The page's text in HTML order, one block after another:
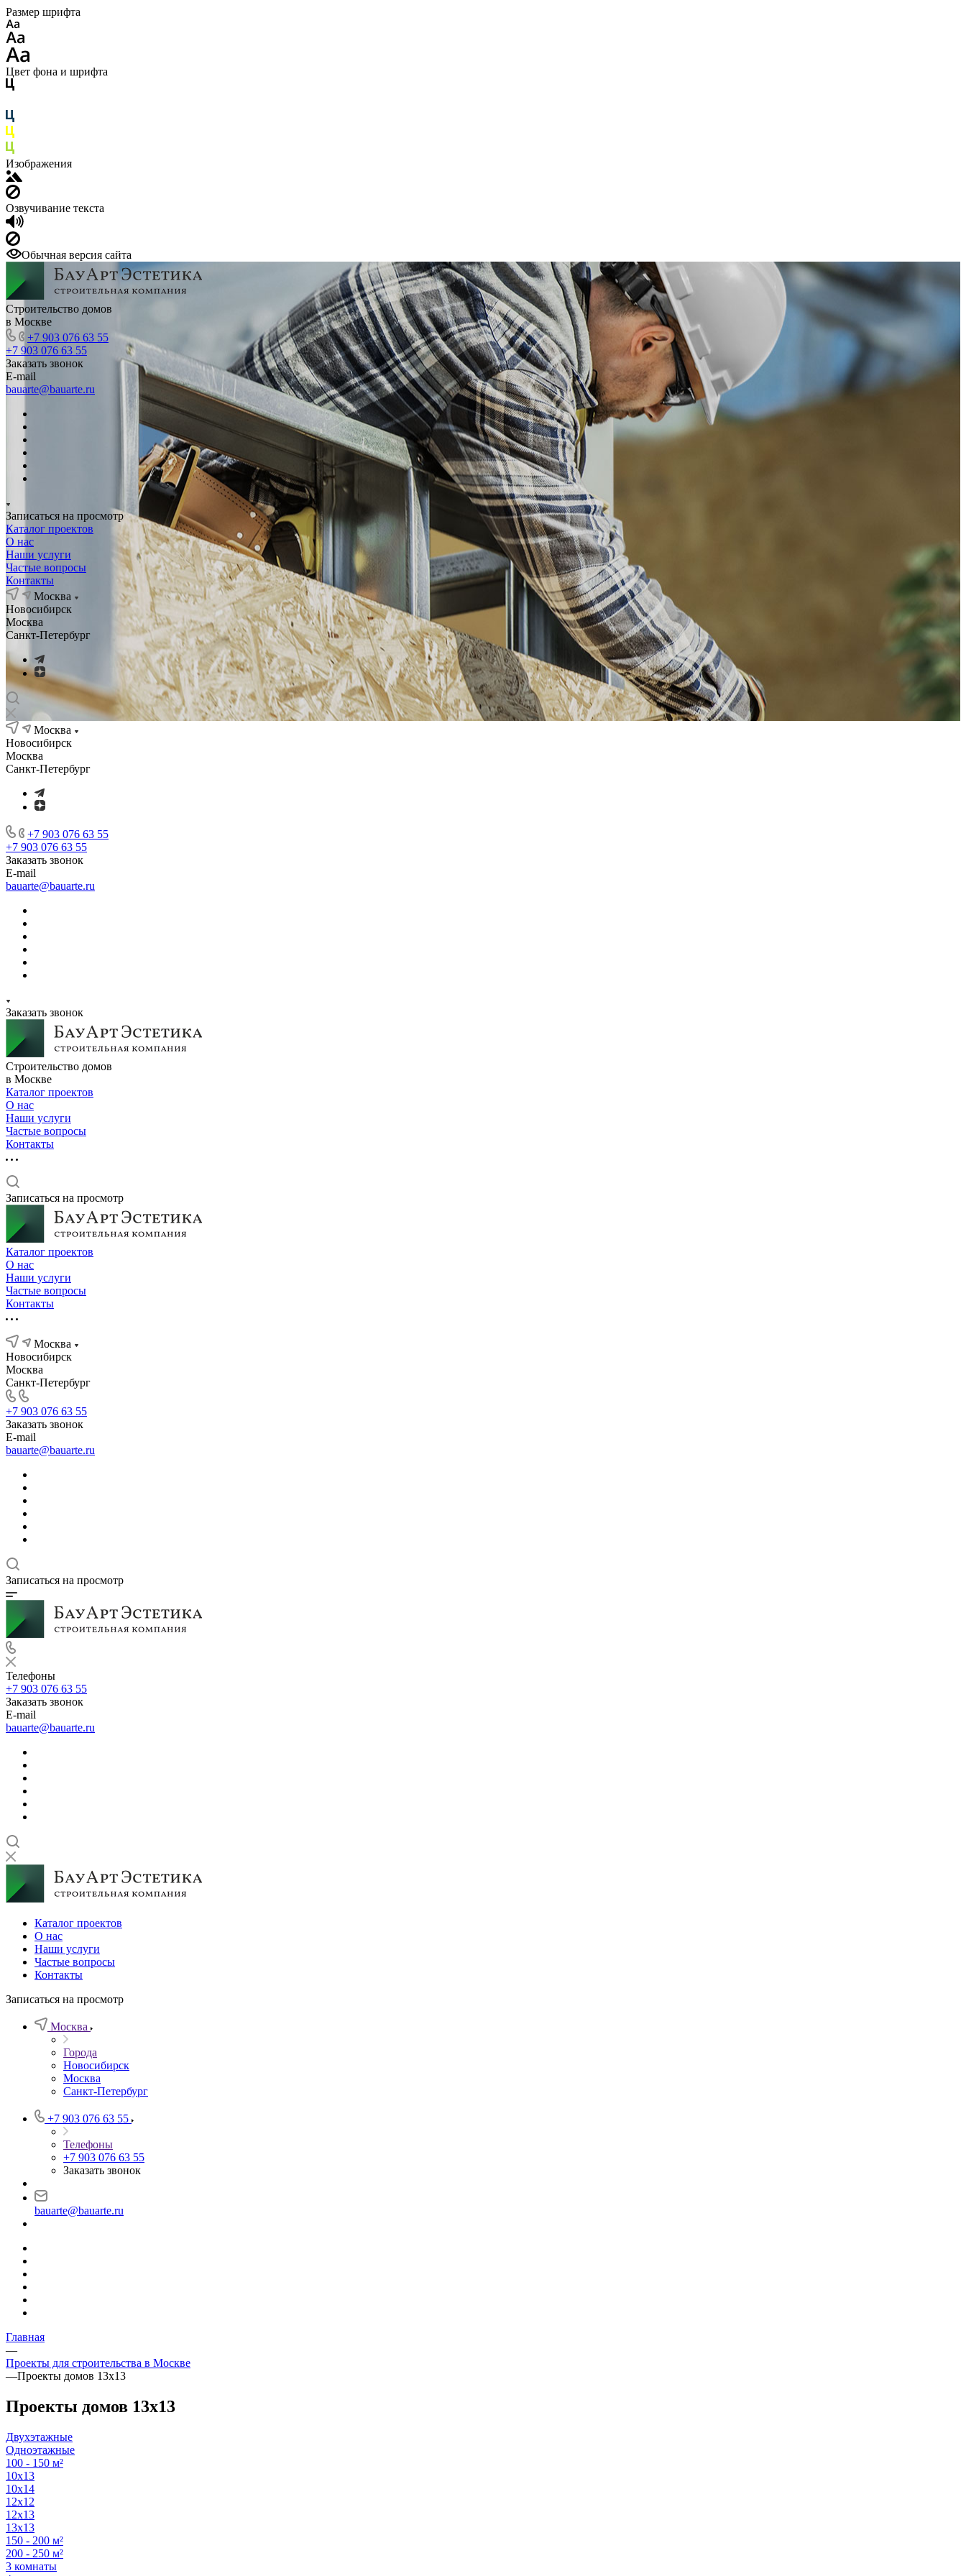
Размер шрифта
Цвет фона и шрифта
Изображения
Озвучивание текста
Обычная версия сайта
Строительство домов
в Москве
+7 903 076 63 55
+7 903 076 63 55
Заказать звонок
E-mail
bauarte@bauarte.ru
Записаться на просмотр
Каталог проектов
О нас
Наши услуги
Частые вопросы
Контакты
Москва
Новосибирск
Москва
Санкт-Петербург
Москва
Новосибирск
Москва
Санкт-Петербург
+7 903 076 63 55
+7 903 076 63 55
Заказать звонок
E-mail
bauarte@bauarte.ru
Заказать звонок
Строительство домов
в Москве
Каталог проектов
О нас
Наши услуги
Частые вопросы
Контакты
Записаться на просмотр
Каталог проектов
О нас
Наши услуги
Частые вопросы
Контакты
Москва
Новосибирск
Москва
Санкт-Петербург
+7 903 076 63 55
Заказать звонок
E-mail
bauarte@bauarte.ru
Записаться на просмотр
Телефоны
+7 903 076 63 55
Заказать звонок
E-mail
bauarte@bauarte.ru
Каталог проектов
О нас
Наши услуги
Частые вопросы
Контакты
Записаться на просмотр
Москва
Города
Новосибирск
Москва
Санкт-Петербург
+7 903 076 63 55
Телефоны
+7 903 076 63 55
Заказать звонок
bauarte@bauarte.ru
Главная
—
Проекты для строительства в Москве
—Проекты домов 13х13
Проекты домов 13х13
Двухэтажные
Одноэтажные
100 - 150 м²
10х13
10х14
12х12
12х13
13х13
150 - 200 м²
200 - 250 м²
3 комнаты